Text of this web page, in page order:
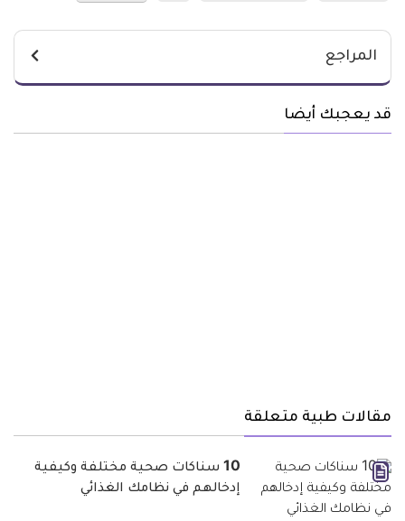
المراجع
قد يعجبك أيضا
مقالات طبية متعلقة
10 سناكات صحية مختلفة وكيفية
إدخالهم في نظامك الغذائي